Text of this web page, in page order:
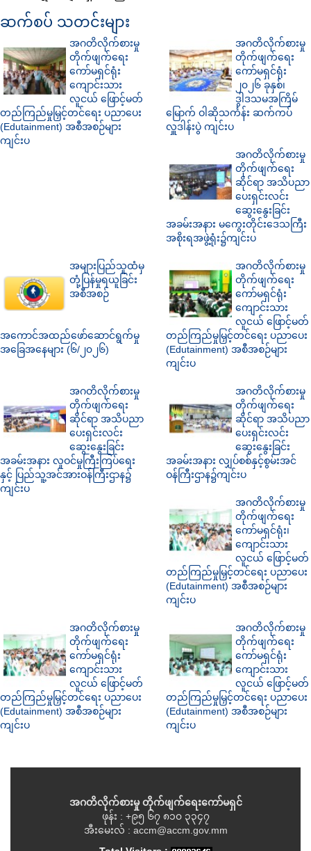
ဆက်စပ် သတင်းများ
အဂတိလိုက်စားမှု
တိုက်ဖျက်ရေး
ကော်မရှင်ရုံး
ကျောင်းသား
လူငယ် ဖြောင့်မတ်
တည်ကြည်မှုမြှင့်တင်ရေး ပညာပေး
(Edutainment) အစီအစဉ်များ
ကျင်းပ
အဂတိလိုက်စားမှု
တိုက်ဖျက်ရေး
ကော်မရှင်ရုံး
၂၀၂၆ ခုနှစ်၊
ဒွါဒသမအကြိမ်
မြောက် ဝါဆိုသင်္ကန်း ဆက်ကပ်
လှူဒါန်းပွဲ ကျင်းပ
အဂတိလိုက်စားမှု
တိုက်ဖျက်ရေး
ဆိုင်ရာ အသိပညာ
ပေးရှင်းလင်း
ဆွေးနွေးခြင်း
အခမ်းအနား မကွေးတိုင်းဒေသကြီး
အစိုးရအဖွဲ့ရုံး၌ကျင်းပ
အများပြည်သူထံမှ
တုံ့ပြန်မှုရယူခြင်း
အစီအစဉ်
အကောင်အထည်ဖော်ဆောင်ရွက်မှု
အခြေအနေများ (၆/၂၀၂၆)
အဂတိလိုက်စားမှု
တိုက်ဖျက်ရေး
ကော်မရှင်ရုံး
ကျောင်းသား
လူငယ် ဖြောင့်မတ်
တည်ကြည်မှုမြှင့်တင်ရေး ပညာပေး
(Edutainment) အစီအစဉ်များ
ကျင်းပ
အဂတိလိုက်စားမှု
တိုက်ဖျက်ရေး
ဆိုင်ရာ အသိပညာ
ပေးရှင်းလင်း
ဆွေးနွေးခြင်း
အခမ်းအနား လူဝင်မှုကြီးကြပ်ရေး
နှင့် ပြည်သူ့အင်အားဝန်ကြီးဌာန၌
ကျင်းပ
အဂတိလိုက်စားမှု
တိုက်ဖျက်ရေး
ဆိုင်ရာ အသိပညာ
ပေးရှင်းလင်း
ဆွေးနွေးခြင်း
အခမ်းအနား လျှပ်စစ်နှင့်စွမ်းအင်
ဝန်ကြီးဌာန၌ကျင်းပ
အဂတိလိုက်စားမှု
တိုက်ဖျက်ရေး
ကော်မရှင်ရုံး၊
ကျောင်းသား
လူငယ် ဖြောင့်မတ်
တည်ကြည်မှုမြှင့်တင်ရေး ပညာပေး
(Edutainment) အစီအစဉ်များ
ကျင်းပ
အဂတိလိုက်စားမှု
တိုက်ဖျက်ရေး
ကော်မရှင်ရုံး
ကျောင်းသား
လူငယ် ဖြောင့်မတ်
တည်ကြည်မှုမြှင့်တင်ရေး ပညာပေး
(Edutainment) အစီအစဉ်များ
ကျင်းပ
အဂတိလိုက်စားမှု
တိုက်ဖျက်ရေး
ကော်မရှင်ရုံး
ကျောင်းသား
လူငယ် ဖြောင့်မတ်
တည်ကြည်မှုမြှင့်တင်ရေး ပညာပေး
(Edutainment) အစီအစဉ်များ
ကျင်းပ
အဂတိလိုက်စားမှု တိုက်ဖျက်ရေးကော်မရှင်
ဖုန်း : +၉၅ ၆၇ ၈၁၀ ၃၃၄၇
အီးမေးလ် : accm@accm.gov.mm